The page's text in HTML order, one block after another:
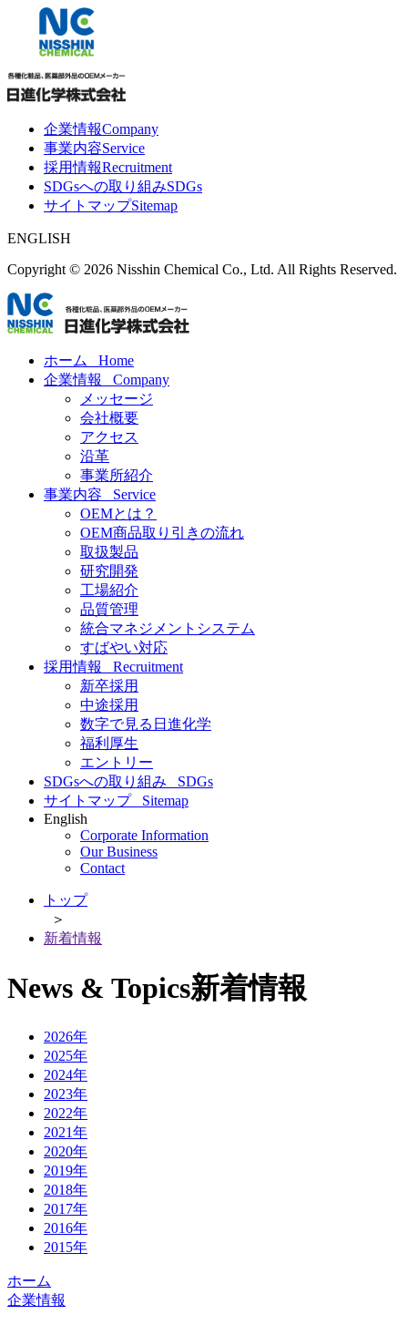
企業情報Company
事業内容Service
採用情報Recruitment
SDGsへの取り組みSDGs
サイトマップSitemap
ENGLISH
Copyright © 2026 Nisshin Chemical Co., Ltd. All Rights Reserved.
ホーム Home
企業情報 Company
メッセージ
会社概要
アクセス
沿革
事業所紹介
事業内容 Service
OEMとは？
OEM商品取り引きの流れ
取扱製品
研究開発
工場紹介
品質管理
統合マネジメントシステム
すばやい対応
採用情報 Recruitment
新卒採用
中途採用
数字で見る日進化学
福利厚生
エントリー
SDGsへの取り組み SDGs
サイトマップ Sitemap
English
Corporate Information
Our Business
Contact
トップ
＞
新着情報
News & Topics新着情報
2026年
2025年
2024年
2023年
2022年
2021年
2020年
2019年
2018年
2017年
2016年
2015年
ホーム
企業情報